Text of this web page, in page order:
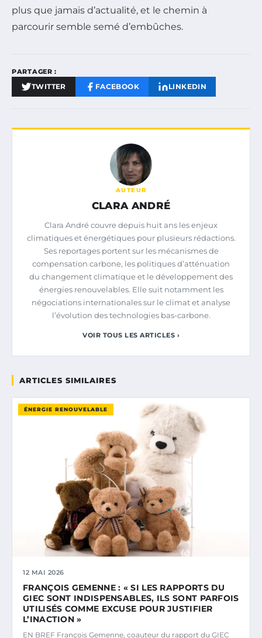
plus que jamais d’actualité, et le chemin à
parcourir semble semé d’embûches.
PARTAGER :
TWITTER FACEBOOK LINKEDIN
AUTEUR
CLARA ANDRÉ
Clara André couvre depuis huit ans les enjeux
climatiques et énergétiques pour plusieurs rédactions.
Ses reportages portent sur les mécanismes de
compensation carbone, les politiques d’atténuation
du changement climatique et le développement des
énergies renouvelables. Elle suit notamment les
négociations internationales sur le climat et analyse
l’évolution des technologies bas-carbone.
VOIR TOUS LES ARTICLES ›
ARTICLES SIMILAIRES
ÉNERGIE RENOUVELABLE
12 MAI 2026
FRANÇOIS GEMENNE : « SI LES RAPPORTS DU
GIEC SONT INDISPENSABLES, ILS SONT PARFOIS
UTILISÉS COMME EXCUSE POUR JUSTIFIER
L’INACTION »
EN BREF François Gemenne, coauteur du rapport du GIEC